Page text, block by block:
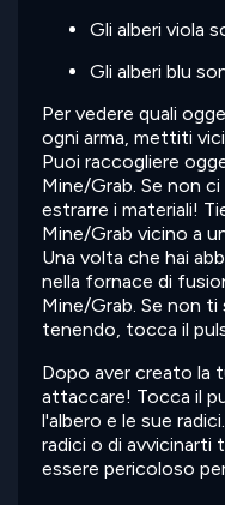
Gli alberi viola
Gli alberi blu
Per vedere quali
ogni arma, mettiti
Puoi raccogliere
Mine/Grab. Se non
estrarre i materiali!
Mine/Grab vicino a
Una volta che hai
nella fornace di
Mine/Grab. Se non
tenendo, tocca il
Dopo aver creato la
attaccare! Tocca il
l'albero e le sue
radici o di avvicinarti
essere pericoloso